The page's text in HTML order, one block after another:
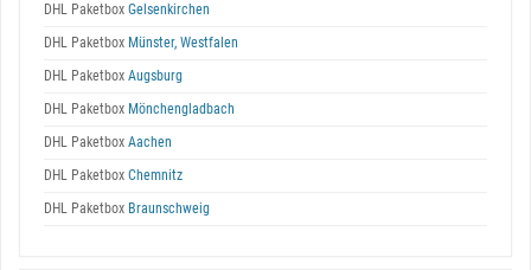
DHL Paketbox Gelsenkirchen
DHL Paketbox Münster, Westfalen
DHL Paketbox Augsburg
DHL Paketbox Mönchengladbach
DHL Paketbox Aachen
DHL Paketbox Chemnitz
DHL Paketbox Braunschweig